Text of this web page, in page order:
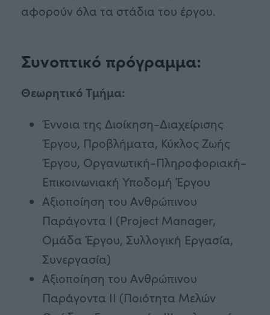
αφορούν όλα τα στάδια του έργου.
Συνοπτικό πρόγραμμα:
Θεωρητικό Τμήμα:
Έννοια της Διοίκηση-Διαχείρισης
Έργου, Προβλήματα, Κύκλος Ζωής
Έργου, Οργανωτική-Πληροφοριακή-
Επικοινωνιακή Υποδομή Έργου
Αξιοποίηση του Ανθρώπινου
Παράγοντα Ι (Project Manager,
Ομάδα Έργου, Συλλογική Εργασία,
Συνεργασία)
Αξιοποίηση του Ανθρώπινου
Παράγοντα ΙΙ (Ποιότητα Μελών